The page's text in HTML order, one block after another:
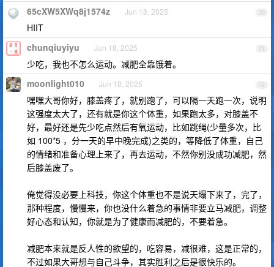
70
65cXW5XWq8j1574z Jun 18, 2025
HIIT
71
chunqiuyiyu Jun 18, 2025
少吃，我也不怎么运动。减肥全靠饿着。
72
moonlight010 Jun 18, 2025
嘿嘿大哥你好，膝盖疼了，就别跑了，可以隔一天跑一次，说明
这强度太大了，还有就是你这个体重，如果跑太多，对膝盖不
好，最好还是先少吃点然后有氧运动，比如跳绳(少量多次，比
如 100*5 ，分一天的早中晚完成)之类的，等降低了体重，自己
的情绪和准备心理上来了，再去运动，不然你别没成功减肥，然
后膝盖废了。
俺觉得没必要上科技，你这个体重也不是说天塌下来了，完了，
那种程度，慢慢来，你也没什么着急的事情非要立马减肥，调整
好心态和认知，你就是为了健康而减肥的，不要着急。
减肥本来就是反人性的欲望的，吃容易，减很难，这是正常的，
不过如果大哥想与自己斗争，其实胜利之后是很快乐的。